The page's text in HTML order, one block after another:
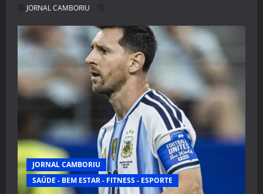
JORNAL CAMBORIU
JORNAL CAMBORIU
SAÚDE - BEM ESTAR - FITNESS - ESPORTE